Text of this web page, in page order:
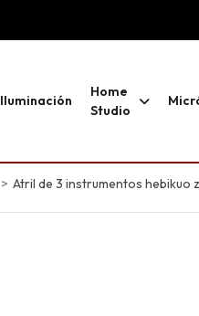
Iluminación
Home
Studio
Atril de 3 instrumentos hebikuo